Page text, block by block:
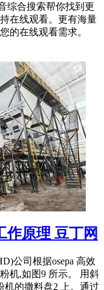
综合搜索帮你找到更
在线观看。更有海量
的在线观看需求。
作原理 豆丁网
公司根据osepa 高效
机,如图9 所示。 用斜
机的撒料盘2 上。通过